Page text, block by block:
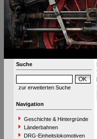
Suche
zur erweiterten Suche
Navigation
Geschichte & Hintergründe
Länderbahnen
DRG-Einheitslokomotiven